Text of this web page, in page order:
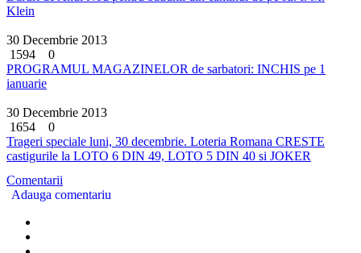
Klein
30 Decembrie 2013
1594
0
PROGRAMUL MAGAZINELOR de sarbatori: INCHIS pe 1
ianuarie
30 Decembrie 2013
1654
0
Trageri speciale luni, 30 decembrie. Loteria Romana CRESTE
castigurile la LOTO 6 DIN 49, LOTO 5 DIN 40 si JOKER
Comentarii
Adauga comentariu